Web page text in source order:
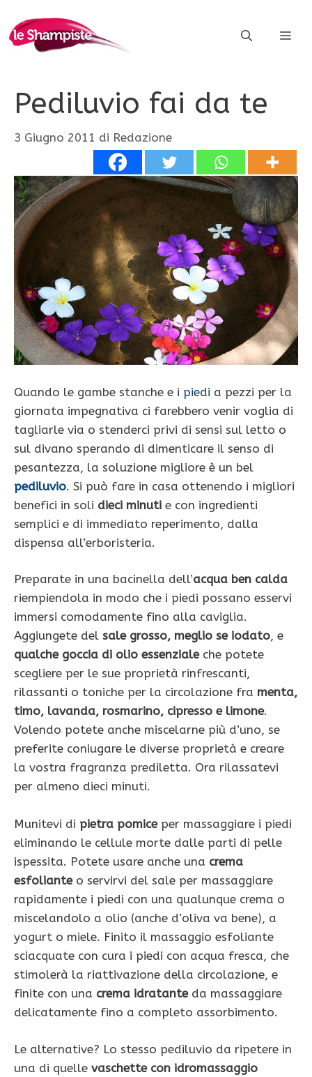
contenuto
Pediluvio fai da te
3 Giugno 2011 di Redazione
Quando le gambe stanche e i piedi a pezzi per la
giornata impegnativa ci farebbero venir voglia di
tagliarle via o stenderci privi di sensi sul letto o
sul divano sperando di dimenticare il senso di
pesantezza, la soluzione migliore è un bel
pediluvio. Si può fare in casa ottenendo i migliori
benefici in soli dieci minuti e con ingredienti
semplici e di immediato reperimento, dalla
dispensa all’erboristeria.
Preparate in una bacinella dell’acqua ben calda
riempiendola in modo che i piedi possano esservi
immersi comodamente fino alla caviglia.
Aggiungete del sale grosso, meglio se iodato, e
qualche goccia di olio essenziale che potete
scegliere per le sue proprietà rinfrescanti,
rilassanti o toniche per la circolazione fra menta,
timo, lavanda, rosmarino, cipresso e limone.
Volendo potete anche miscelarne più d’uno, se
preferite coniugare le diverse proprietà e creare
la vostra fragranza prediletta. Ora rilassatevi
per almeno dieci minuti.
Munitevi di pietra pomiceper massaggiare i piedi
eliminando le cellule morte dalle parti di pelle
ispessita. Potete usare anche una crema
esfolianteo servirvi del sale per massaggiare
rapidamente i piedi con una qualunque crema o
miscelandolo a olio (anche d’oliva va bene), a
yogurt o miele. Finito il massaggio esfoliante
sciacquate con cura i piedi con acqua fresca, che
stimolerà la riattivazione della circolazione, e
finite con una crema idratanteda massaggiare
delicatamente fino a completo assorbimento.
Le alternative? Lo stesso pediluvio da ripetere in
una di quelle vaschette con idromassaggio